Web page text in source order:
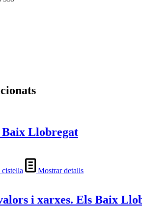
Baix Llobregat
Mostrar detalls
i xarxes. Els Baix